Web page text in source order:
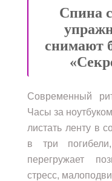
Спина
снимают
Современный
Часы за
листать ленту в
в три
перегружает
стресс,